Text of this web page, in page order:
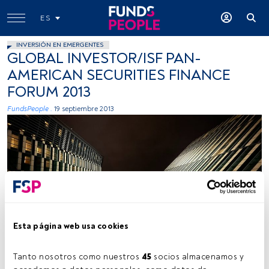
Esta página web usa cookies
Tanto nosotros como nuestros 45 socios almacenamos y
ES
INVERSIÓN EN EMERGENTES
GLOBAL INVESTOR/ISF PAN-
AMERICAN SECURITIES FINANCE
FORUM 2013
FundsPeople . 19 septiembre 2013
Tiempo lectura: 1 min.